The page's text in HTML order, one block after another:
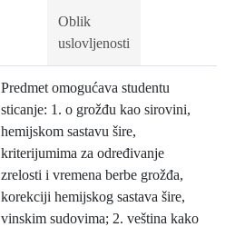
Oblik
uslovljenosti
Predmet omogućava studentu
sticanje: 1. o grožđu kao sirovini,
hemijskom sastavu šire,
kriterijumima za određivanje
zrelosti i vremena berbe grožđa,
korekciji hemijskog sastava šire,
vinskim sudovima; 2. veština kako